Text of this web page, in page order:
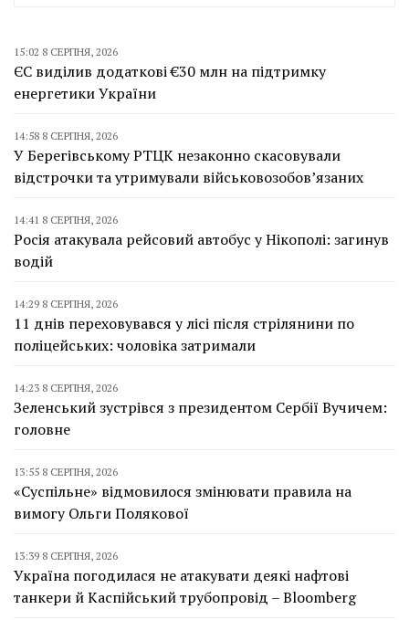
15:02 8 СЕРПНЯ, 2026
ЄС виділив додаткові €30 млн на підтримку
енергетики України
14:58 8 СЕРПНЯ, 2026
У Берегівському РТЦК незаконно скасовували
відстрочки та утримували військовозобов’язаних
14:41 8 СЕРПНЯ, 2026
Росія атакувала рейсовий автобус у Нікополі: загинув
водій
14:29 8 СЕРПНЯ, 2026
11 днів переховувався у лісі після стрілянини по
поліцейських: чоловіка затримали
14:23 8 СЕРПНЯ, 2026
Зеленський зустрівся з президентом Сербії Вучичем:
головне
13:55 8 СЕРПНЯ, 2026
«Суспільне» відмовилося змінювати правила на
вимогу Ольги Полякової
13:39 8 СЕРПНЯ, 2026
Україна погодилася не атакувати деякі нафтові
танкери й Каспійський трубопровід – Bloomberg